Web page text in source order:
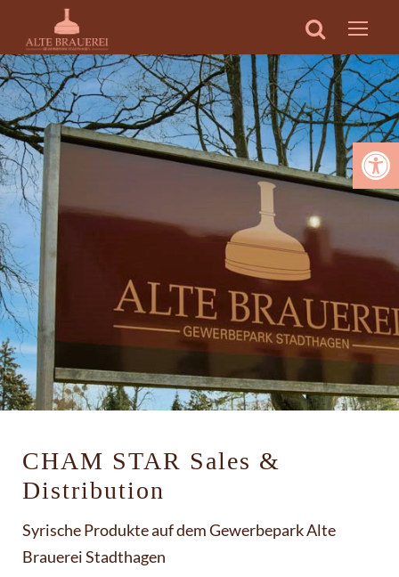
Werkzeugleiste öffnen
CHAM STAR Sales &
Distribution
Syrische Produkte auf dem Gewerbepark Alte
Brauerei Stadthagen